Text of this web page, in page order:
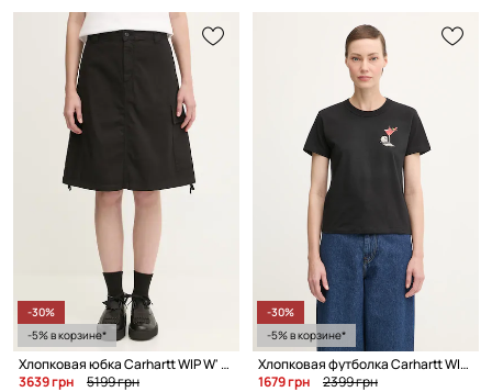
-30%
-5% в корзине*
Хлопковая юбка Carhartt WIP W' Kingston
3639 грн
5199 грн
-30%
-5% в корзине*
Хлопковая футболка Carhartt WIP W' S/S Jake Garcia
1679 грн
2399 грн